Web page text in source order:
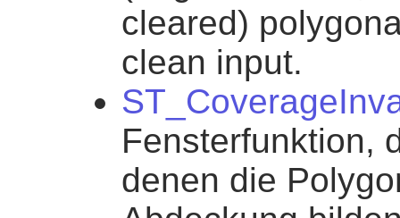
cleared)
clean input.
Fensterfunktion,
denen die